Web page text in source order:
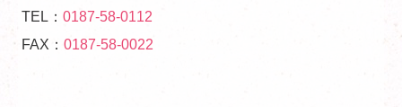
TEL：0187-58-0112
FAX：0187-58-0022